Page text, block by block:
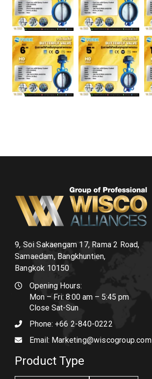
9, Soi Sakaengam 17, Rama 2 Road,
Samaedam, Bangkhuntien,
Bangkok 10150
Opening Hours:
Mon – Fri: 8:00 am – 5:45 pm
Close Sat-Sun
Phone: +66 2-840-0222
Email: Marketing@wiscogroup.com
Product Type